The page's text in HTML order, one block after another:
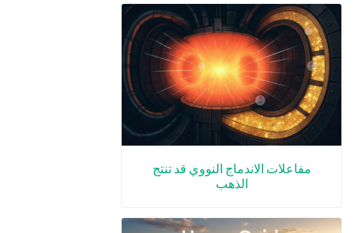
مفاعلات الاندماج النووي قد تنتج
الذهب